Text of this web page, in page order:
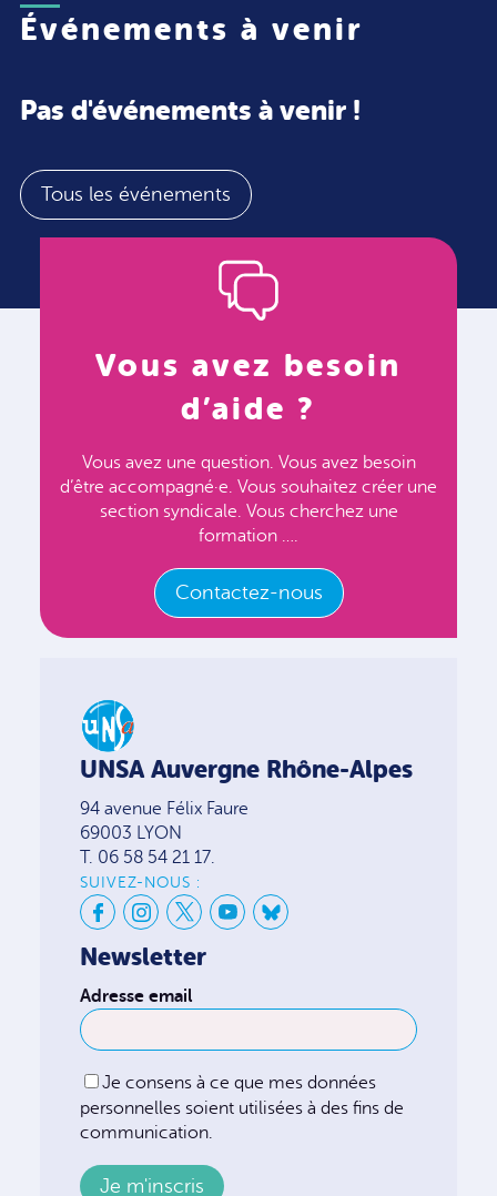
Événements à venir
Pas d'événements à venir !
Tous les événements
Vous avez besoin
d’aide ?
Vous avez une question. Vous avez besoin
d’être accompagné·e. Vous souhaitez créer une
section syndicale. Vous cherchez une
formation ….
Contactez-nous
UNSA Auvergne Rhône-Alpes
94 avenue Félix Faure
69003 LYON
T. 06 58 54 21 17.
SUIVEZ-NOUS :
Newsletter
Adresse email
Je consens à ce que mes données
personnelles soient utilisées à des fins de
communication.